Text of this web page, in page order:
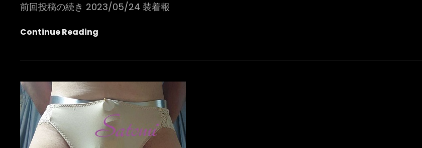
前回投稿の続き 2023/05/24 装着報
Continue Reading
４
め
個
人
名